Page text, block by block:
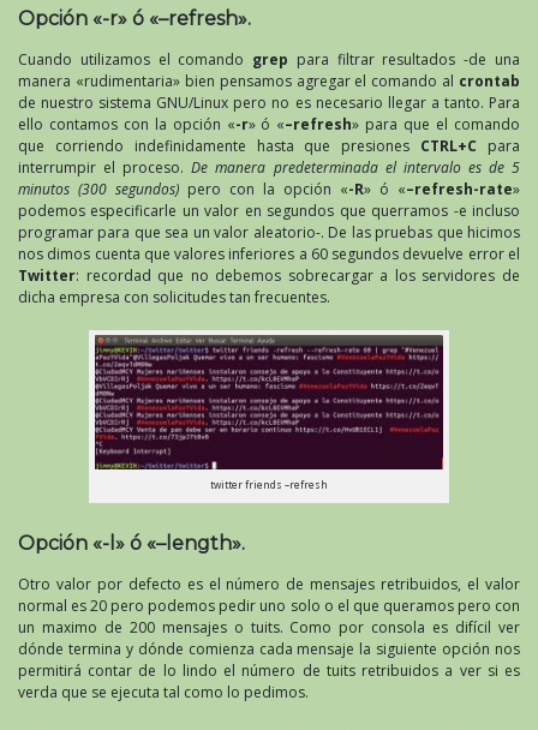
Opción «-r» ó «–refresh».
Cuando utilizamos el comando grep para filtrar resultados -de una
manera «rudimentaria» bien pensamos agregar el comando al crontab
de nuestro sistema GNU/Linux pero no es necesario llegar a tanto. Para
ello contamos con la opción «-r» ó «–refresh» para que el comando
que corriendo indefinidamente hasta que presiones CTRL+C para
interrumpir el proceso.De manera predeterminada el intervalo es de 5
minutos (300 segundos) pero con la opción «-R» ó «–refresh-rate»
podemos especificarle un valor en segundos que querramos -e incluso
programar para que sea un valor aleatorio-. De las pruebas que hicimos
nos dimos cuenta que valores inferiores a 60 segundos devuelve error el
Twitter: recordad que no debemos sobrecargar a los servidores de
dicha empresa con solicitudes tan frecuentes.
twitter friends –refresh
Opción «-l» ó «–length».
Otro valor por defecto es el número de mensajes retribuidos, el valor
normal es 20 pero podemos pedir uno solo o el que queramos pero con
un maximo de 200 mensajes o tuits. Como por consola es difícil ver
dónde termina y dónde comienza cada mensaje la siguiente opción nos
permitirá contar de lo lindo el número de tuits retribuidos a ver si es
verda que se ejecuta tal como lo pedimos.